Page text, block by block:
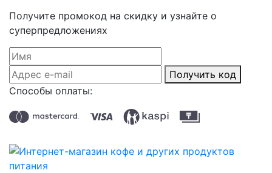
Получите промокод на скидку и узнайте о
суперпредложениях
Получить код
Способы оплаты: